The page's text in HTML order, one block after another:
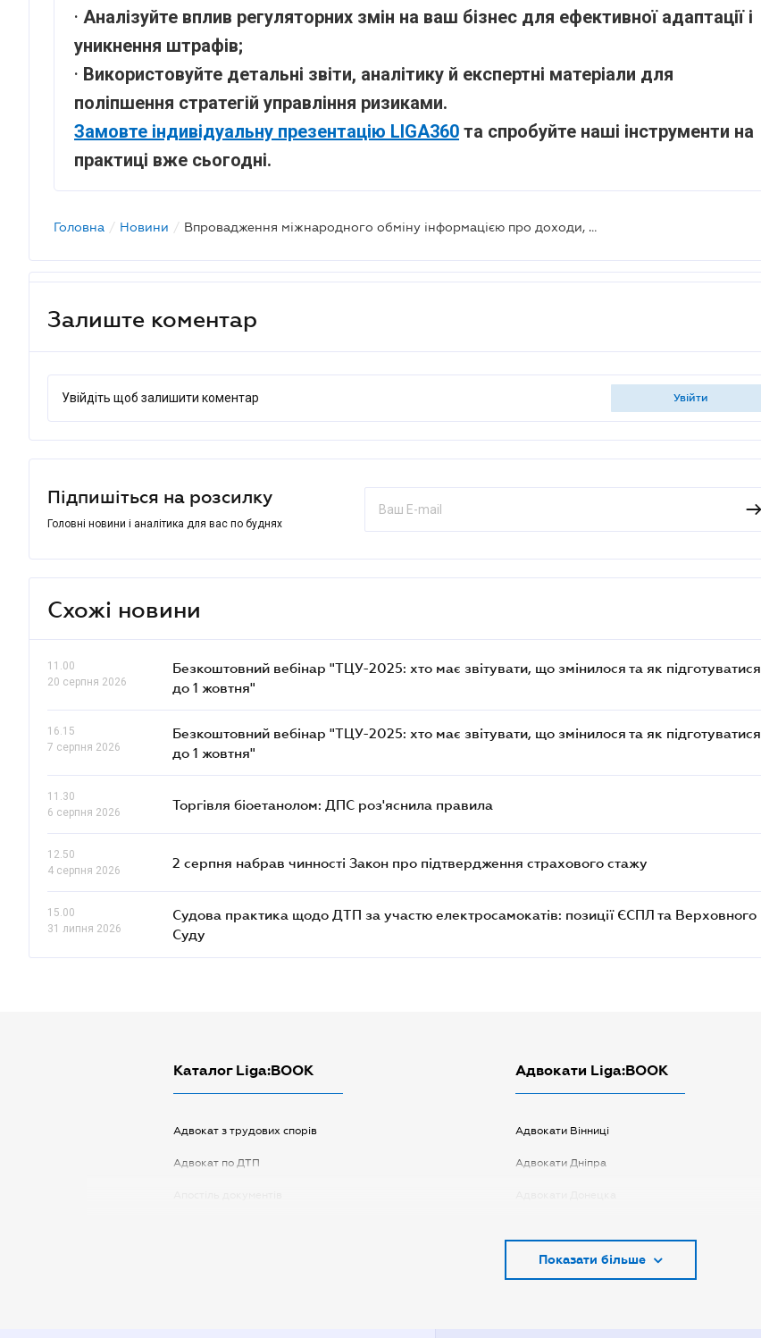
· Аналізуйте вплив регуляторних змін на ваш бізнес для ефективної адаптації і
уникнення штрафів;
· Використовуйте детальні звіти, аналітику й експертні матеріали для
поліпшення стратегій управління ризиками.
Замовте індивідуальну презентацію LIGA360 та спробуйте наші інструменти на
практиці вже сьогодні.
Головна / Новини / Впровадження міжнародного обміну інформацією про доходи, отримані через цифрові платформи: Кабмін схвалив законопроєкт
Залиште коментар
Увійдіть щоб залишити коментар увійти
Підпишіться на розсилку
Головні новини і аналітика для вас по буднях
Схожі новини
11.00
20 серпня 2026
Безкоштовний вебінар "ТЦУ-2025: хто має звітувати, що змінилося та як підготуватися
до 1 жовтня"
16.15
7 серпня 2026
Безкоштовний вебінар "ТЦУ-2025: хто має звітувати, що змінилося та як підготуватися
до 1 жовтня"
11.30
6 серпня 2026
Торгівля біоетанолом: ДПС роз'яснила правила
12.50
4 серпня 2026
2 серпня набрав чинності Закон про підтвердження страхового стажу
15.00
31 липня 2026
Судова практика щодо ДТП за участю електросамокатів: позиції ЄСПЛ та Верховного
Суду
Каталог Liga:BOOK
Адвокат з трудових спорів
Адвокат по ДТП
Адвокати Liga:BOOK
Адвокати Вінниці
Адвокати Дніпра
Адвокати Києва
Показати більше